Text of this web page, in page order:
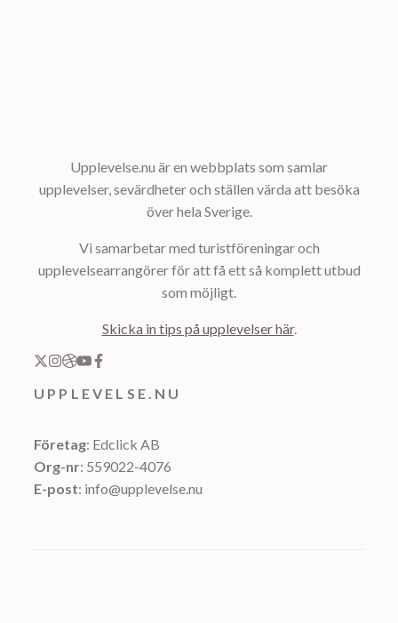
Upplevelse.nu är en webbplats som samlar
upplevelser, sevärdheter och ställen värda att besöka
över hela Sverige.
Vi samarbetar med turistföreningar och
upplevelsearrangörer för att få ett så komplett utbud
som möjligt.
Skicka in tips på upplevelser här.
UPPLEVELSE.NU
Företag: Edclick AB
Org-nr: 559022-4076
E-post: info@upplevelse.nu